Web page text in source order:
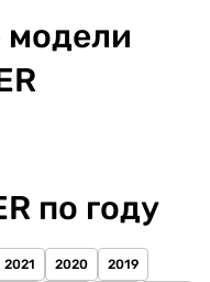
по году
2021 2020 2019